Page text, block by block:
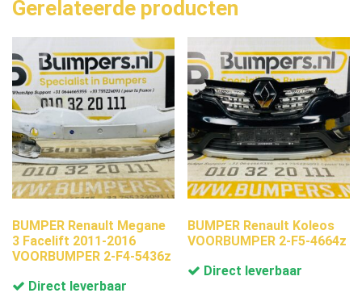
Gerelateerde producten
BUMPER Renault Megane
3 Facelift 2011-2016
VOORBUMPER 2-F4-5436z
Direct leverbaar
BUMPER Renault Koleos
VOORBUMPER 2-F5-4664z
Direct leverbaar